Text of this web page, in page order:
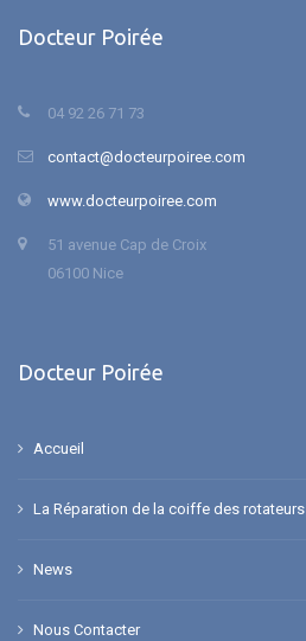
Docteur Poirée
04 92 26 71 73
contact@docteurpoiree.com
www.docteurpoiree.com
51 avenue Cap de Croix
06100 Nice
Docteur Poirée
Accueil
La Réparation de la coiffe des rotateurs
News
Nous Contacter